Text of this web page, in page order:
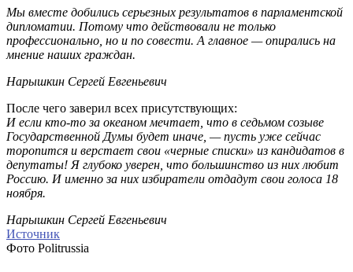
Мы вместе добились серьезных результатов в парламентской
дипломатии. Потому что действовали не только
профессионально, но и по совести. А главное — опирались на
мнение наших граждан.
Нарышкин Сергей Евгеньевич
После чего заверил всех присутствующих:
И если кто-то за океаном мечтает, что в седьмом созыве
Государственной Думы будет иначе, — пусть уже сейчас
торопится и верстает свои «черные списки» из кандидатов в
депутаты! Я глубоко уверен, что большинство из них любит
Россию. И именно за них избиратели отдадут свои голоса 18
ноября.
Нарышкин Сергей Евгеньевич
Источник
Фото Politrussia